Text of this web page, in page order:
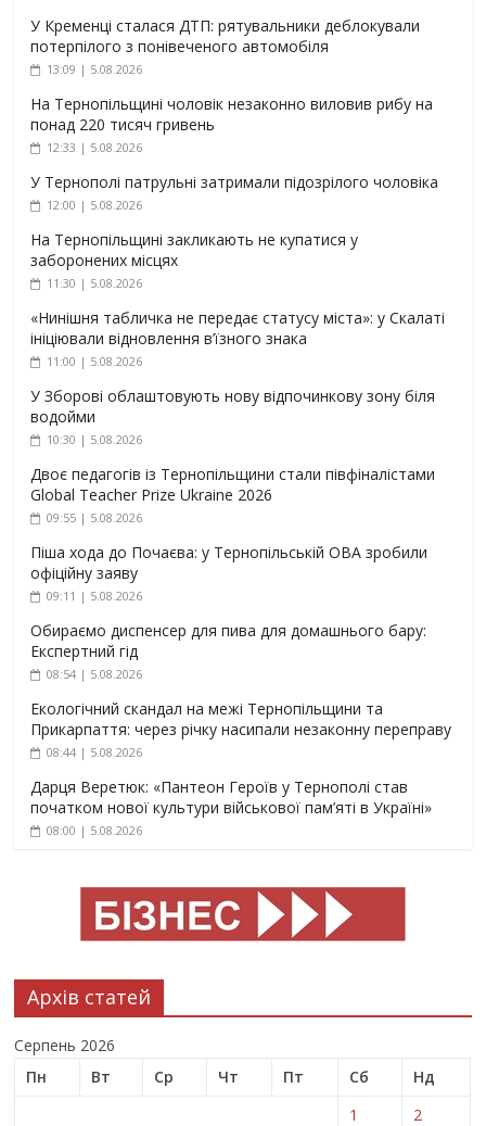
У Кременці сталася ДТП: рятувальники деблокували
потерпілого з понівеченого автомобіля
13:09 | 5.08.2026
На Тернопільщині чоловік незаконно виловив рибу на
понад 220 тисяч гривень
12:33 | 5.08.2026
У Тернополі патрульні затримали підозрілого чоловіка
12:00 | 5.08.2026
На Тернопільщині закликають не купатися у
заборонених місцях
11:30 | 5.08.2026
«Нинішня табличка не передає статусу міста»: у Скалаті
ініціювали відновлення в’їзного знака
11:00 | 5.08.2026
У Зборові облаштовують нову відпочинкову зону біля
водойми
10:30 | 5.08.2026
Двоє педагогів із Тернопільщини стали півфіналістами
Global Teacher Prize Ukraine 2026
09:55 | 5.08.2026
Піша хода до Почаєва: у Тернопільській ОВА зробили
офіційну заяву
09:11 | 5.08.2026
Обираємо диспенсер для пива для домашнього бару:
Експертний гід
08:54 | 5.08.2026
Екологічний скандал на межі Тернопільщини та
Прикарпаття: через річку насипали незаконну переправу
08:44 | 5.08.2026
Дарця Веретюк: «Пантеон Героїв у Тернополі став
початком нової культури військової пам’яті в Україні»
08:00 | 5.08.2026
Архів статей
Серпень 2026
Пн
Вт Ср Чт Пт Сб
Нд
1
2